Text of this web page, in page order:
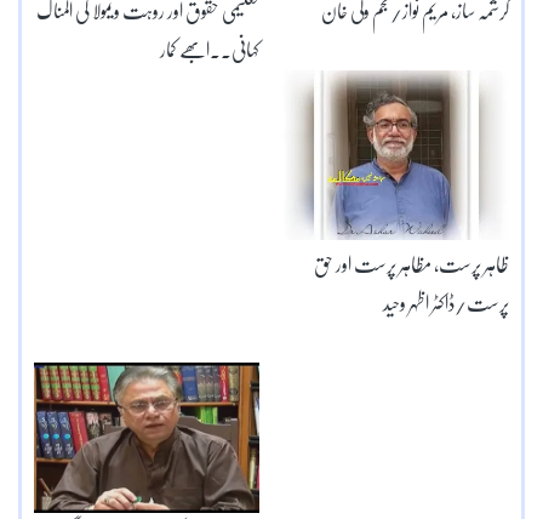
تعلیمی حقوق اور روہت ویمولا کی المناک
کہانی۔۔ابھے کمار
کرشمہ ساز، مریم نواز/نجم ولی خان
ظاہر پرست، مظاہر پرست اور حق
پرست/ڈاکٹر اظہر وحید